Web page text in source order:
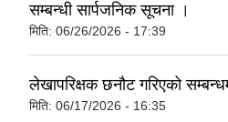
सम्बन्धी सार्पजनिक सूचना ।
मिति: 06/26/2026 - 17:39
लेखापरिक्षक छनौट गरिएको
मिति: 06/17/2026 - 16:35